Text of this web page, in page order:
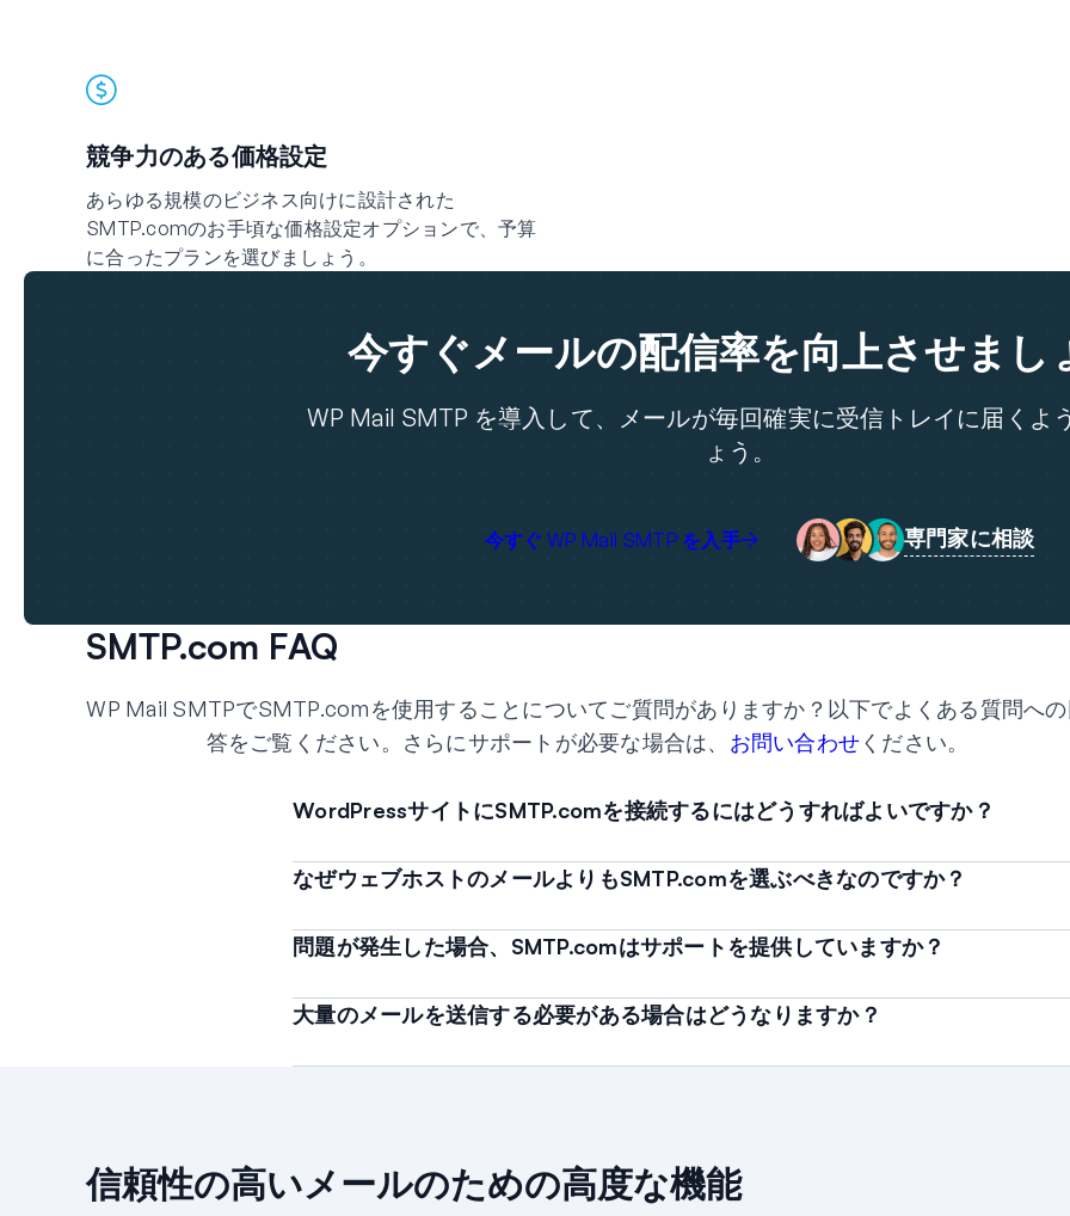
競争力のある価格設定
あらゆる規模のビジネス向けに設計された
SMTP.comのお手頃な価格設定オプションで、予算
に合ったプランを選びましょう。
今すぐメールの配信率を向上させまし
WP Mail SMTP を導入して、メールが毎回確実に受信トレイに届くよ
ょう。
今すぐ WP Mail SMTP を入手 専門家に相談
SMTP.com FAQ
WP Mail SMTPでSMTP.comを使用することについてご質問がありますか？以下でよくある質問へ
答をご覧ください。さらにサポートが必要な場合は、 お問い合わせください。
WordPressサイトにSMTP.comを接続するにはどうすればよいですか？
なぜウェブホストのメールよりもSMTP.comを選ぶべきなのですか？
問題が発生した場合、SMTP.comはサポートを提供していますか？
大量のメールを送信する必要がある場合はどうなりますか？
信頼性の高いメールのための高度な機能